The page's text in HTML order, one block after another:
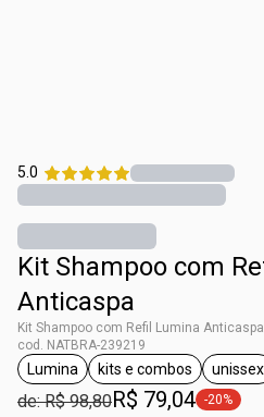
5.0
Kit Shampoo com
Anticaspa
Kit Shampoo com Refil Lumina Anticaspa
cod. NATBRA-239219
etiqueta Lumina
Lumina
etiqueta kits e
kits e combos unissex
de: R$ 98,80R$ 79,04 etiqueta -
-20%